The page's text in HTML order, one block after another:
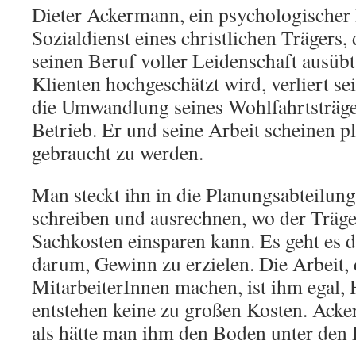
Dieter Ackermann, ein
Sozialdienst eines christlichen
seinen Beruf voller Leidenschaft
Klienten hochgeschätzt wird, verliert
die Umwandlung seines
Betrieb. Er und seine Arbeit scheinen
gebraucht zu werden.
Man steckt ihn in die
schreiben und ausrechnen, wo der
Sachkosten einsparen kann. Es geht es
darum, Gewinn zu erzielen. Die Arbeit,
MitarbeiterInnen machen, ist ihm egal,
entstehen keine zu großen Kosten.
als hätte man ihm den Boden unter